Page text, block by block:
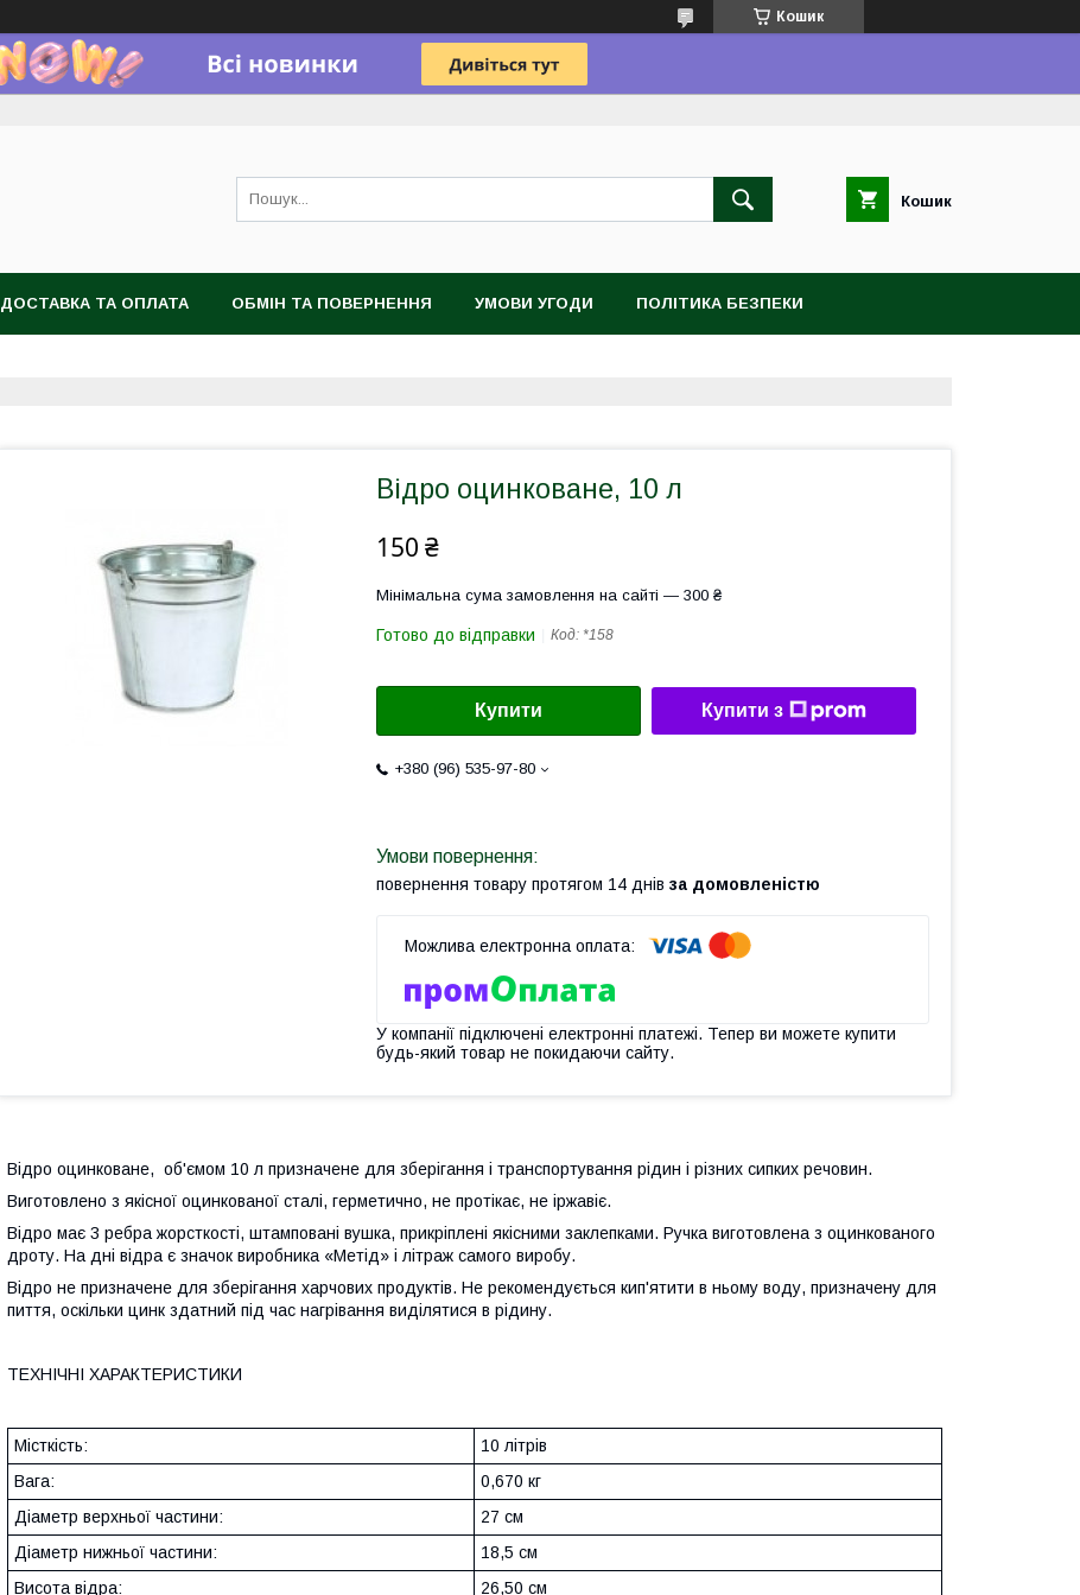
Кошик
Кошик
ДОСТАВКА ТА ОПЛАТА ОБМІН ТА ПОВЕРНЕННЯ УМОВИ УГОДИ ПОЛІТИКА БЕЗПЕКИ
Відро оцинковане, 10 л
150 ₴
Мінімальна сума замовлення на сайті — 300 ₴
Готово до відправки Код: *158
Купити Купити з
+380 (96) 535-97-80
повернення товару протягом 14 днів за домовленістю
У компанії підключені електронні платежі. Тепер ви можете купити
будь-який товар не покидаючи сайту.
Відро оцинковане, об'ємом 10 л призначене для зберігання і транспортування рідин і різних сипких речовин.
Виготовлено з якісної оцинкованої сталі, герметично, не протікає, не іржавіє.
Відро має 3 ребра жорсткості, штамповані вушка, прикріплені якісними заклепками. Ручка виготовлена з оцинкованого
дроту. На дні відра є значок виробника «Метід» і літраж самого виробу.
Відро не призначене для зберігання харчових продуктів. Не рекомендується кип'ятити в ньому воду, призначену для
пиття, оскільки цинк здатний під час нагрівання виділятися в рідину.
ТЕХНІЧНІ ХАРАКТЕРИСТИКИ
Місткість:
10 літрів
Вага:
0,670 кг
Діаметр верхньої частини:
27 см
Діаметр нижньої частини:
18,5 см
Висота відра:
26,50 см